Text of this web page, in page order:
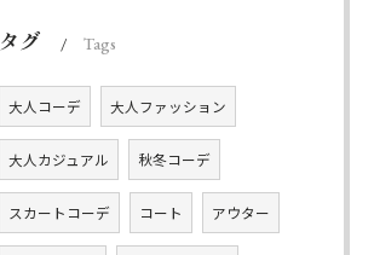
タグ Tags
大人コーデ 大人ファッション
大人カジュアル 秋冬コーデ
スカートコーデ コート アウター